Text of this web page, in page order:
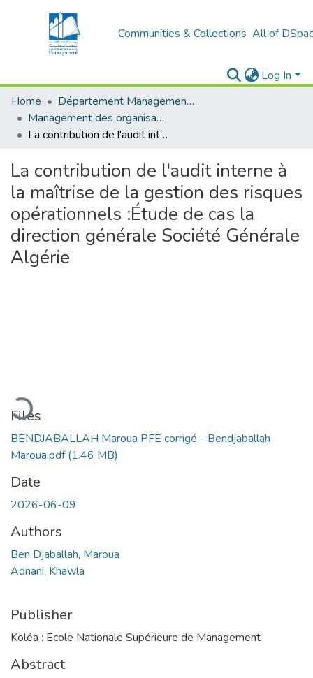
Communities & Collections All of
Log In
Home
Département Management Des Organisations
Management des organisations (MDO)
La contribution de l'audit interne à la maîtrise de la gestion des risques opérationnels :Étude de cas la direction générale Société Générale Algérie
La contribution de l'audit interne à
la maîtrise de la gestion des risques
opérationnels :Étude de cas la
direction générale Société Générale
Algérie
Loading...
Files
BENDJABALLAH Maroua PFE corrigé - Bendjaballah
Maroua.pdf(1.46 MB)
Date
2026-06-09
Authors
Ben Djaballah, Maroua
Adnani, Khawla
Publisher
Koléa : Ecole Nationale Supérieure de Management
Abstract